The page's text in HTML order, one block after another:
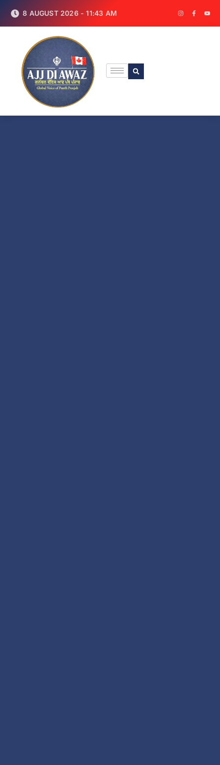
8 AUGUST 2026 - 11:43 AM